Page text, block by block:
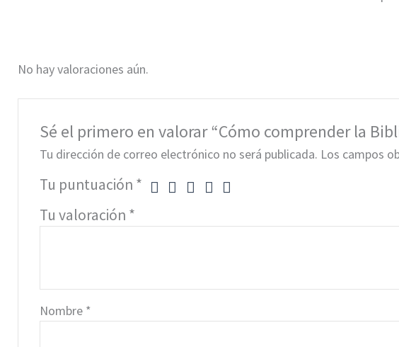
No hay valoraciones aún.
Sé el primero en valorar “Cómo comprender la
Tu dirección de correo electrónico no será publicada. Los campos
Tu puntuación *
Tu valoración *
Nombre *